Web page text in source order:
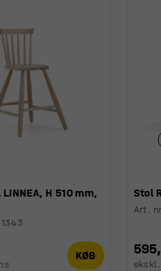
H 510 mm,
KØB
Stol
Art.